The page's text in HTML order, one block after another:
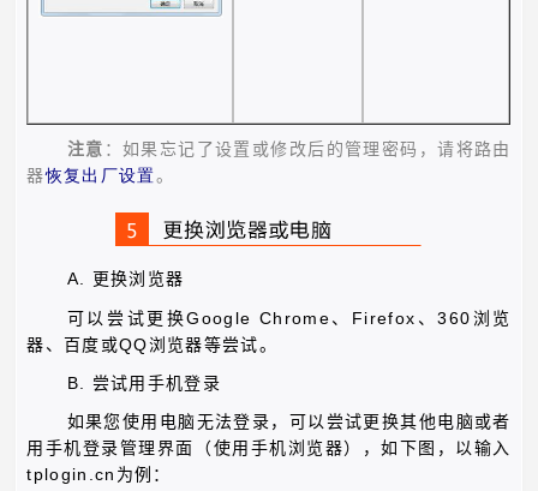
注意 ：如果忘记了设置或修改后的管理密码，请将路由
器恢复出厂设置。
A. 更换浏览器
可以尝试更换Google Chrome 、 Firefox 、360 浏览
器、百度或QQ浏览器等尝试。
B. 尝试用手机登录
如果您使用电脑无法登录，可以尝试更换其他电脑或者
用手机登录管理界面（使用手机浏览器），如下图，以输入
tplogin.cn 为例：